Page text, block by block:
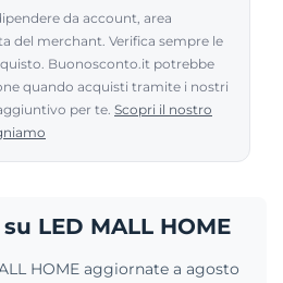
da account, area
del merchant. Verifica sempre le
Buonosconto.it potrebbe
quando acquisti tramite i nostri
per te. Scopri il nostro
LED MALL HOME
HOME aggiornate a agosto